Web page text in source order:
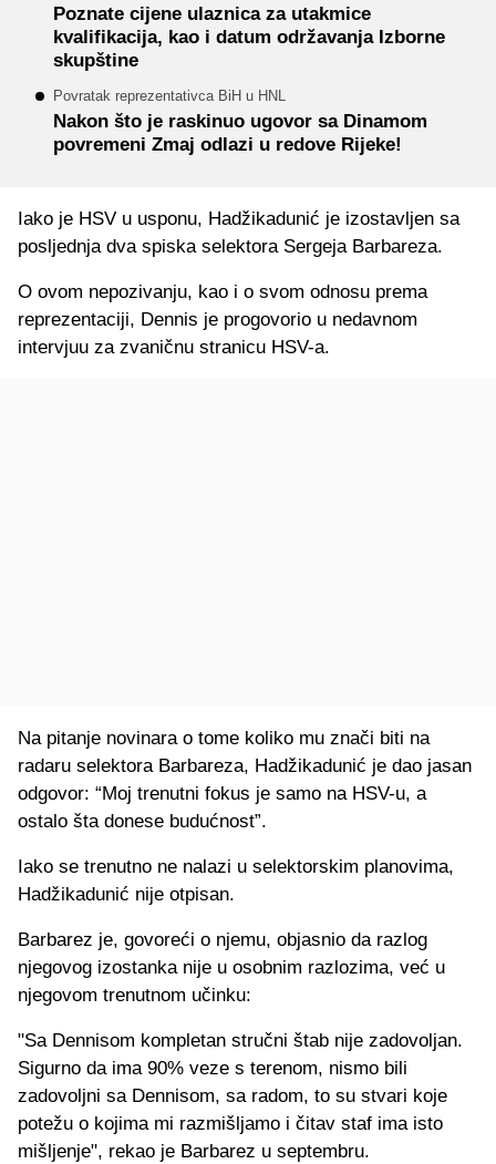
Poznate cijene ulaznica za utakmice
kvalifikacija, kao i datum održavanja Izborne
skupštine
Povratak reprezentativca BiH u HNL
Nakon što je raskinuo ugovor sa Dinamom
povremeni Zmaj odlazi u redove Rijeke!
Iako je HSV u usponu, Hadžikadunić je izostavljen sa
posljednja dva spiska selektora Sergeja Barbareza.
O ovom nepozivanju, kao i o svom odnosu prema
reprezentaciji, Dennis je progovorio u nedavnom
intervjuu za zvaničnu stranicu HSV-a.
Na pitanje novinara o tome koliko mu znači biti na
radaru selektora Barbareza, Hadžikadunić je dao jasan
odgovor: “Moj trenutni fokus je samo na HSV-u, a
ostalo šta donese budućnost”.
Iako se trenutno ne nalazi u selektorskim planovima,
Hadžikadunić nije otpisan.
Barbarez je, govoreći o njemu, objasnio da razlog
njegovog izostanka nije u osobnim razlozima, već u
njegovom trenutnom učinku:
"Sa Dennisom kompletan stručni štab nije zadovoljan.
Sigurno da ima 90% veze s terenom, nismo bili
zadovoljni sa Dennisom, sa radom, to su stvari koje
potežu o kojima mi razmišljamo i čitav staf ima isto
mišljenje", rekao je Barbarez u septembru.